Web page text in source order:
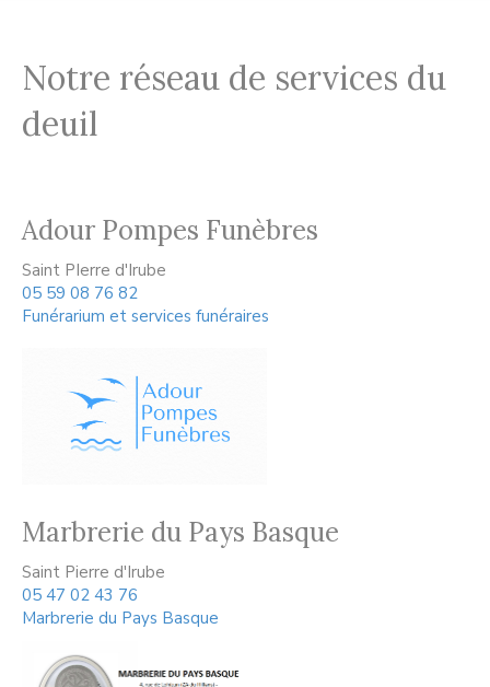
Notre réseau de services du
deuil
Adour Pompes Funèbres
Saint PIerre d'Irube
05 59 08 76 82
Funérarium et services funéraires
Marbrerie du Pays Basque
Saint Pierre d'Irube
05 47 02 43 76
Marbrerie du Pays Basque